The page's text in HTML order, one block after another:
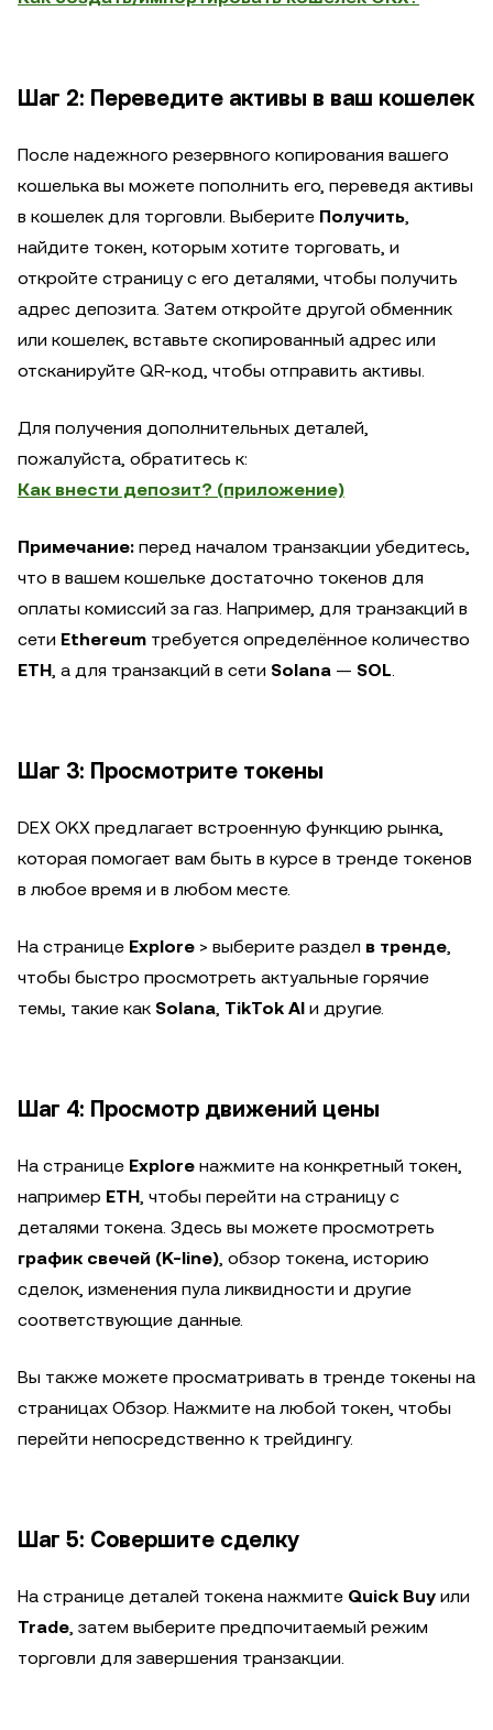
Шаг 2: Переведите активы в ваш кошелек
После надежного резервного копирования вашего
кошелька вы можете пополнить его, переведя активы
в кошелек для торговли. Выберите Получить,
найдите токен, которым хотите торговать, и
откройте страницу с его деталями, чтобы получить
адрес депозита. Затем откройте другой обменник
или кошелек, вставьте скопированный адрес или
отсканируйте QR-код, чтобы отправить активы.
Для получения дополнительных деталей,
пожалуйста, обратитесь к:
Как внести депозит? (приложение)
Примечание: перед началом транзакции убедитесь,
что в вашем кошельке достаточно токенов для
оплаты комиссий за газ. Например, для транзакций в
сети Ethereum требуется определённое количество
ETH, а для транзакций в сети Solana — SOL.
Шаг 3: Просмотрите токены
DEX OKX предлагает встроенную функцию рынка,
которая помогает вам быть в курсе в тренде токенов
в любое время и в любом месте.
На странице Explore > выберите раздел в тренде,
чтобы быстро просмотреть актуальные горячие
темы, такие как Solana, TikTok AI и другие.
Шаг 4: Просмотр движений цены
На странице Explore нажмите на конкретный токен,
например ETH, чтобы перейти на страницу с
деталями токена. Здесь вы можете просмотреть
график свечей (K-line), обзор токена, историю
сделок, изменения пула ликвидности и другие
соответствующие данные.
Вы также можете просматривать в тренде токены на
страницах Обзор. Нажмите на любой токен, чтобы
перейти непосредственно к трейдингу.
Шаг 5: Совершите сделку
На странице деталей токена нажмите Quick Buy или
Trade, затем выберите предпочитаемый режим
торговли для завершения транзакции.